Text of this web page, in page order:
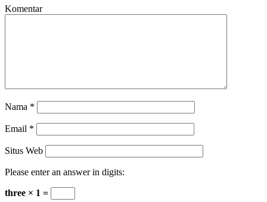
Komentar
Nama *
Email *
Situs Web
Please enter an answer in digits:
three × 1 =